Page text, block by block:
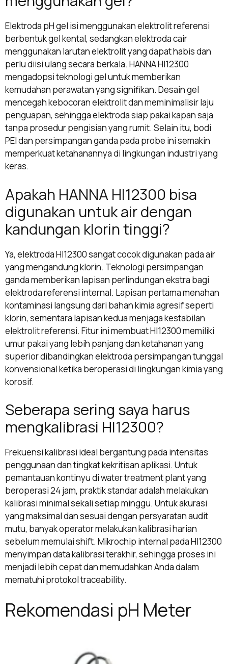
Elektroda pH gel isi menggunakan elektrolit referensi
berbentuk gel kental, sedangkan elektroda cair
menggunakan larutan elektrolit yang dapat habis dan
perlu diisi ulang secara berkala. HANNA HI12300
mengadopsi teknologi gel untuk memberikan
kemudahan perawatan yang signifikan. Desain gel
mencegah kebocoran elektrolit dan meminimalisir laju
penguapan, sehingga elektroda siap pakai kapan saja
tanpa prosedur pengisian yang rumit. Selain itu, bodi
PEI dan persimpangan ganda pada probe ini semakin
memperkuat ketahanannya di lingkungan industri yang
keras.
Apakah HANNA HI12300 bisa
digunakan untuk air dengan
kandungan klorin tinggi?
Ya, elektroda HI12300 sangat cocok digunakan pada air
yang mengandung klorin. Teknologi persimpangan
ganda memberikan lapisan perlindungan ekstra bagi
elektroda referensi internal. Lapisan pertama menahan
kontaminasi langsung dari bahan kimia agresif seperti
klorin, sementara lapisan kedua menjaga kestabilan
elektrolit referensi. Fitur ini membuat HI12300 memiliki
umur pakai yang lebih panjang dan ketahanan yang
superior dibandingkan elektroda persimpangan tunggal
konvensional ketika beroperasi di lingkungan kimia yang
korosif.
Seberapa sering saya harus
mengkalibrasi HI12300?
Frekuensi kalibrasi ideal bergantung pada intensitas
penggunaan dan tingkat kekritisan aplikasi. Untuk
pemantauan kontinyu di water treatment plant yang
beroperasi 24 jam, praktik standar adalah melakukan
kalibrasi minimal sekali setiap minggu. Untuk akurasi
yang maksimal dan sesuai dengan persyaratan audit
mutu, banyak operator melakukan kalibrasi harian
sebelum memulai shift. Mikrochip internal pada HI12300
menyimpan data kalibrasi terakhir, sehingga proses ini
menjadi lebih cepat dan memudahkan Anda dalam
mematuhi protokol traceability.
Rekomendasi pH Meter